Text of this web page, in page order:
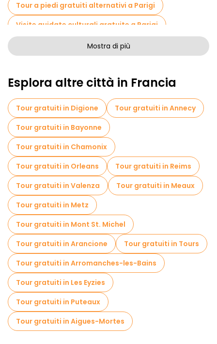
Tour a piedi gratuiti alternativi a Parigi
Visite guidate culturali gratuite a Parigi
Tour a piedi senza arte a Parigi
Pub Crawl tour a Parigi
Attività sportive a Parigi
Visite autoguidate in Parigi
Giochi di fuga in Parigi
Visite gratuite alla guerra in Parigi
Tour fotografici in Parigi
Crociere in Parigi
Visite gratuite alle leggende e al mistero in Parigi
Musei in Parigi
Visita gratuita del centro storico Parigi
Visite al mercato in Parigi
Tour di degustazione locali in Parigi
Gite giornaliere gratuite a Parigi
Passeggiate notturne gratuite a Parigi
Mostra di più
Esplora altre città in Francia
Tour gratuiti in Digione
Tour gratuiti in Annecy
Tour gratuiti in Bayonne
Tour gratuiti in Chamonix
Tour gratuiti in Orleans
Tour gratuiti in Reims
Tour gratuiti in Valenza
Tour gratuiti in Meaux
Tour gratuiti in Metz
Tour gratuiti in Mont St. Michel
Tour gratuiti in Arancione
Tour gratuiti in Tours
Tour gratuiti in Arromanches-les-Bains
Tour gratuiti in Les Eyzies
Tour gratuiti in Puteaux
Tour gratuiti in Aigues-Mortes